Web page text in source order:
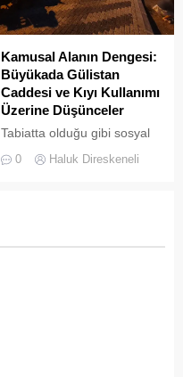
Kamusal Alanın Dengesi:
Büyükada Gülistan
Caddesi ve Kıyı Kullanımı
Üzerine Düşünceler
Tabiatta olduğu gibi sosyal
süre karşılıksız kalmaz;
0 Haluk Direskeneli